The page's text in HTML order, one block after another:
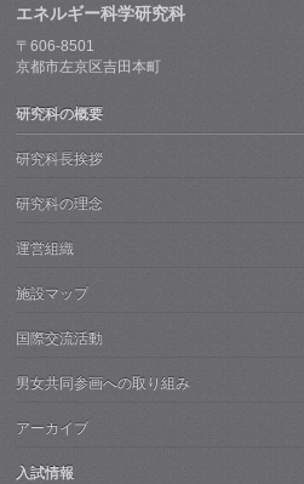
エネルギー科学研究科
〒606-8501
京都市左京区吉田本町
研究科の概要
研究科長挨拶
研究科の理念
運営組織
施設マップ
国際交流活動
男女共同参画への取り組み
アーカイブ
入試情報